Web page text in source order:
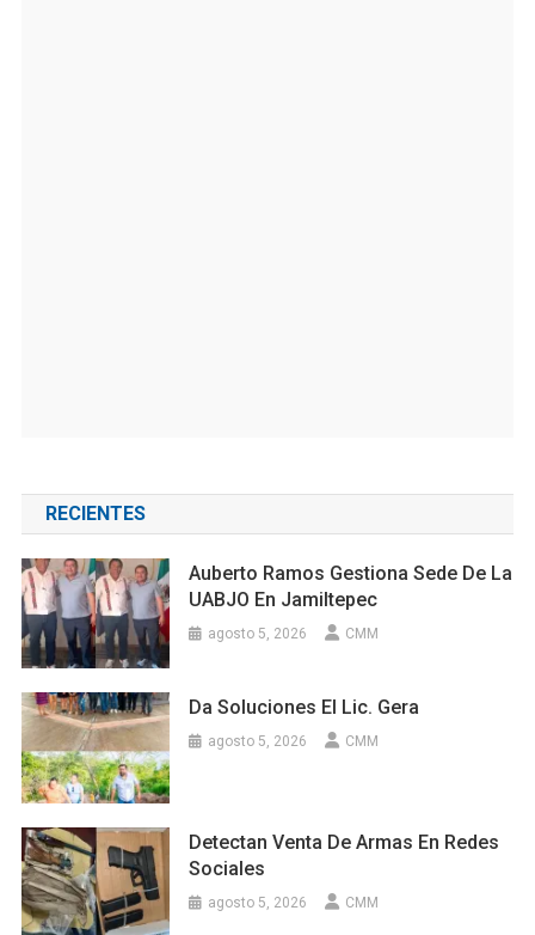
RECIENTES
Auberto Ramos Gestiona Sede De La
UABJO En Jamiltepec
agosto 5, 2026 CMM
Da Soluciones El Lic. Gera
agosto 5, 2026 CMM
Detectan Venta De Armas En Redes
Sociales
agosto 5, 2026 CMM